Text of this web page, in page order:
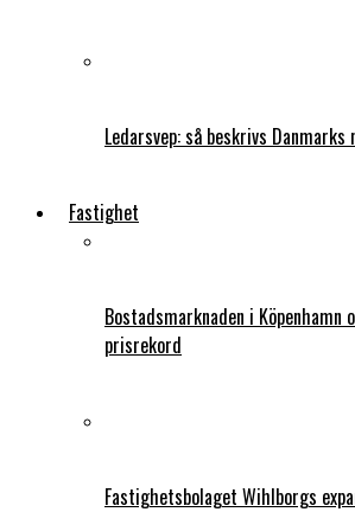
Ledarsvep: så beskrivs Danmarks
Fastighet
Bostadsmarknaden i Köpenhamn
prisrekord
Fastighetsbolaget Wihlborgs